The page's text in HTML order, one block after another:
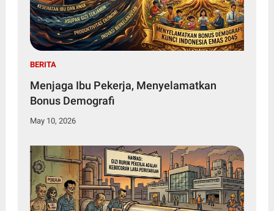
BERITA
Menjaga Ibu Pekerja, Menyelamatkan
Bonus Demografi
May 10, 2026